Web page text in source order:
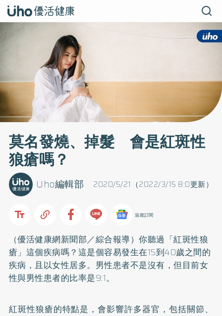
莫名發燒、掉髮 會是紅斑性
狼瘡嗎？
2020/5/21（2022/3/15 8:0更新）
Uho編輯部
追蹤訂閱
（優活健康網新聞部／綜合報導）你聽過「紅斑性狼
瘡」這個疾病嗎？這是個容易發生在15到40歲之間的
疾病，且以女性居多。男性患者不是沒有，但目前女
性與男性患者的比率是9:1。
紅斑性狼瘡的特點是，會影響許多器官，包括關節、